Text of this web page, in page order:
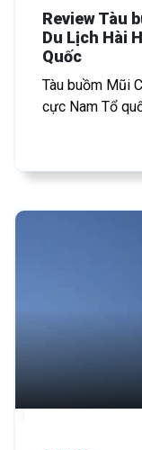
Review Tàu
Du Lịch Hài
Quốc
Tàu buồm Mũi
cực Nam Tổ